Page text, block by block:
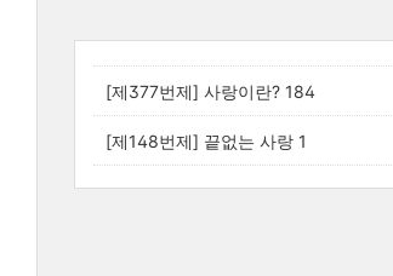
[제377번제] 사랑이란? 184
[제148번제] 끝없는 사랑 1